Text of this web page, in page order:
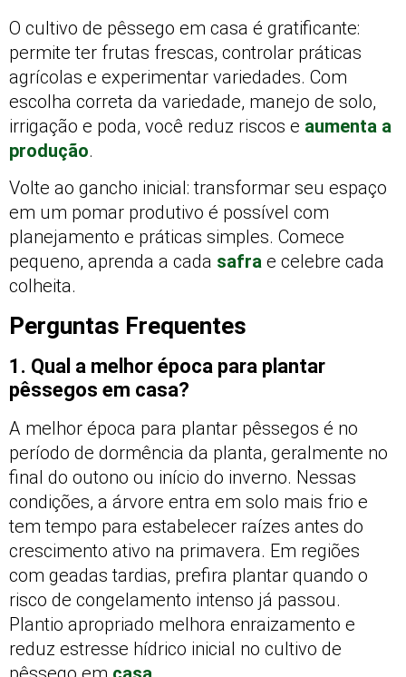
O cultivo de pêssego em casa é gratificante:
permite ter frutas frescas, controlar práticas
agrícolas e experimentar variedades. Com
escolha correta da variedade, manejo de solo,
irrigação e poda, você reduz riscos e aumenta a
produção.
Volte ao gancho inicial: transformar seu espaço
em um pomar produtivo é possível com
planejamento e práticas simples. Comece
pequeno, aprenda a cada safra e celebre cada
colheita.
Perguntas Frequentes
1. Qual a melhor época para plantar
pêssegos em casa?
A melhor época para plantar pêssegos é no
período de dormência da planta, geralmente no
final do outono ou início do inverno. Nessas
condições, a árvore entra em solo mais frio e
tem tempo para estabelecer raízes antes do
crescimento ativo na primavera. Em regiões
com geadas tardias, prefira plantar quando o
risco de congelamento intenso já passou.
Plantio apropriado melhora enraizamento e
reduz estresse hídrico inicial no cultivo de